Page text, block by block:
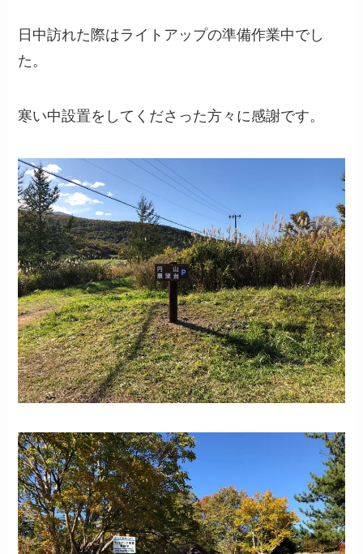
日中訪れた際はライトアップの準備作業中でし
た。
寒い中設置をしてくださった方々に感謝です。